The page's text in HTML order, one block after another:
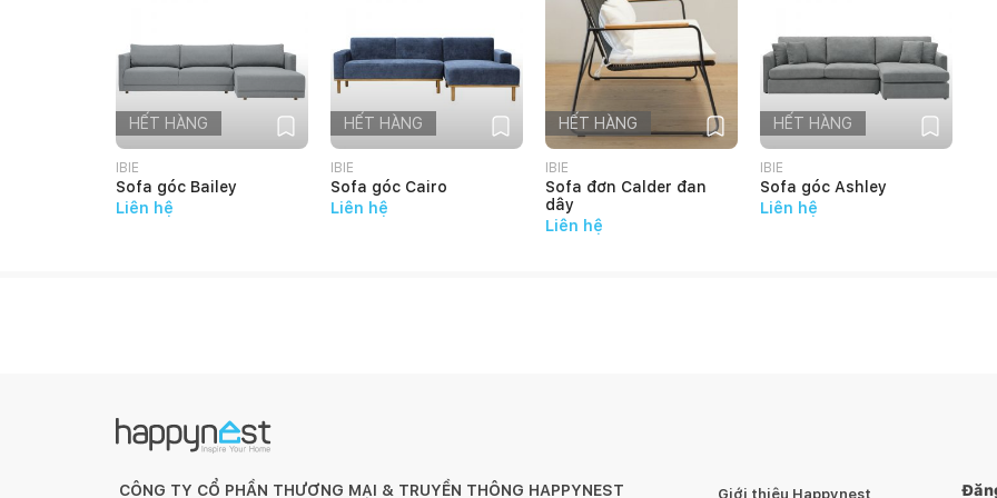
Tránh để đồ quá nóng hoặc quá lạnh trực tiếp lên bề mặt gỗ, hãy dùng miếng lót bên dưới.
Sử dụng vải khô để làm sạch bề mặt gỗ ngay khi bị bẩn.
HẾT HÀNG
IBIE
Sofa góc Bailey
Liên hệ
HẾT HÀNG
IBIE
Sofa góc Cairo
Liên hệ
HẾT HÀNG
IBIE
Sofa đơn Calder đan
dây
Liên hệ
HẾT HÀNG
IBIE
Sofa góc Ashley
Liên hệ
CÔNG TY CỔ PHẦN THƯƠNG MẠI & TRUYỀN THÔNG HAPPYNEST
Giới thiệu Happynest